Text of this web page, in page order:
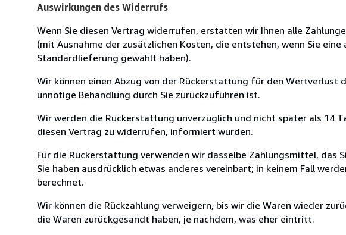
Auswirkungen des Widerrufs
Wenn Sie diesen Vertrag widerrufen, erstatten wir Ihnen alle
(mit Ausnahme der zusätzlichen Kosten, die entstehen, wenn Sie
Standardlieferung gewählt haben).
Wir können einen Abzug von der Rückerstattung für den
unnötige Behandlung durch Sie zurückzuführen ist.
Wir werden die Rückerstattung unverzüglich und nicht später als 14
diesen Vertrag zu widerrufen, informiert wurden.
Für die Rückerstattung verwenden wir dasselbe Zahlungsmittel, das
Sie haben ausdrücklich etwas anderes vereinbart; in keinem Fall
berechnet.
Wir können die Rückzahlung verweigern, bis wir die Waren wieder
die Waren zurückgesandt haben, je nachdem, was eher eintritt.